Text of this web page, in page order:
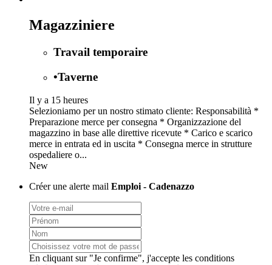
Magazziniere
Travail temporaire
•Taverne
Il y a 15 heures
Selezioniamo per un nostro stimato cliente: Responsabilità *
Preparazione merce per consegna * Organizzazione del
magazzino in base alle direttive ricevute * Carico e scarico
merce in entrata ed in uscita * Consegna merce in strutture
ospedaliere o...
New
Créer une alerte mail Emploi - Cadenazzo
En cliquant sur "Je confirme", j'accepte les conditions